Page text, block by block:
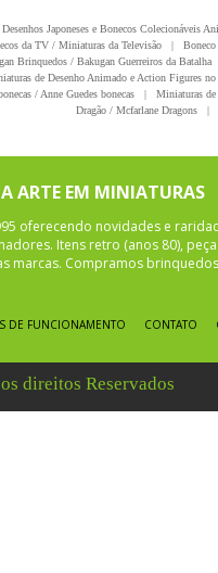
Japoneses e Bonecos Colecionáveis
da TV / Miniaturas da Televisão |
Brinquedos / Bakugan Guerreiros da Batalha
de Desenho Animado e Action Figures
/ Anne Guedes bonecas |
Miniaturas
Dragão / Mcfarlane Dragons
|
A ARTE EM MINIATURAS
oferecendo novidades e
Itens retro (anos 80),
marcas. Compramos
DE FUNCIONAMENTO CONTATO
direitos Reservados